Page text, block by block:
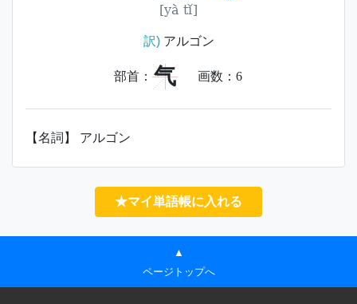
[yà tǐ]
訳)アルゴン
部首： 气 画数： 6
【名詞】 アルゴン
★マイ単語帳に入れる
▲
ページトップへ